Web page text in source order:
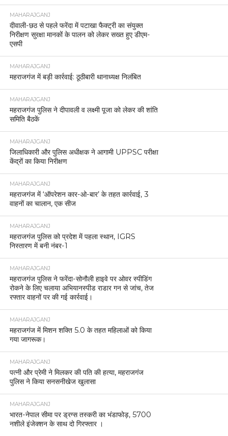
MAHARAJGANJ
दीवाली-छठ से पहले फरेंदा में पटाखा फैक्ट्री का संयुक्त
निरीक्षण सुरक्षा मानकों के पालन को लेकर सख्त हुए डीएम-
एसपी
MAHARAJGANJ
महराजगंज में बड़ी कार्रवाई: ठूठीबारी थानाध्यक्ष निलंबित
MAHARAJGANJ
महराजगंज पुलिस ने दीपावली व लक्ष्मी पूजा को लेकर की शांति
समिति बैठकें
MAHARAJGANJ
जिलाधिकारी और पुलिस अधीक्षक ने आगामी UPPSC परीक्षा
केंद्रों का किया निरीक्षण
MAHARAJGANJ
महराजगंज में ‘ऑपरेशन कार-ओ-बार’ के तहत कार्रवाई, 3
वाहनों का चालान, एक सीज
MAHARAJGANJ
महराजगंज पुलिस को प्रदेश में पहला स्थान, IGRS
निस्तारण में बनी नंबर-1
MAHARAJGANJ
महराजगंज पुलिस ने फरेंदा-सोनौली हाइवे पर ओवर स्पीडिंग
रोकने के लिए चलाया अभियानस्पीड राडार गन से जांच, तेज
रफ्तार वाहनों पर की गई कार्रवाई।
MAHARAJGANJ
महराजगंज में मिशन शक्ति 5.0 के तहत महिलाओं को किया
गया जागरूक।
MAHARAJGANJ
पत्नी और प्रेमी ने मिलकर की पति की हत्या, महराजगंज
पुलिस ने किया सनसनीखेज खुलासा
MAHARAJGANJ
भारत-नेपाल सीमा पर ड्रग्स तस्करी का भंडाफोड़, 5700
नशीले इंजेक्शन के साथ दो गिरफ्तार ।